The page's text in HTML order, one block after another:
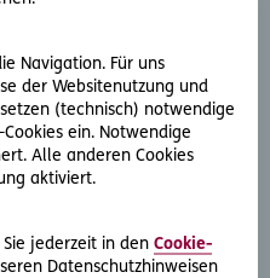
Navigation. Für uns
der Websitenutzung und
(technisch) notwendige
ein. Notwendige
Alle anderen Cookies
aktiviert.
jederzeit in den Cookie-
Datenschutzhinweisen
Lösung an